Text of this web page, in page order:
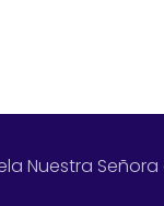
Nuestra